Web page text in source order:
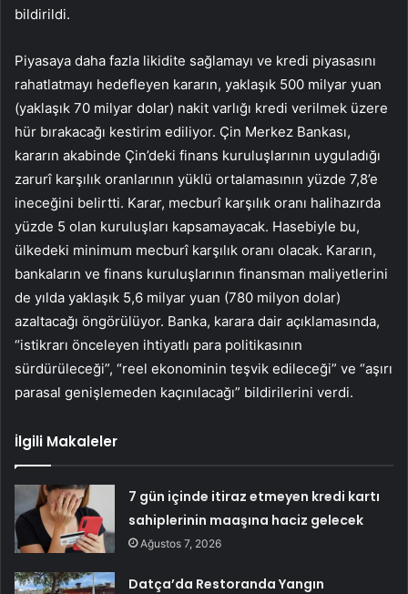
bildirildi.
Piyasaya daha fazla likidite sağlamayı ve kredi piyasasını
rahatlatmayı hedefleyen kararın, yaklaşık 500 milyar yuan
(yaklaşık 70 milyar dolar) nakit varlığı kredi verilmek üzere
hür bırakacağı kestirim ediliyor. Çin Merkez Bankası,
kararın akabinde Çin’deki finans kuruluşlarının uyguladığı
zarurî karşılık oranlarının yüklü ortalamasının yüzde 7,8’e
ineceğini belirtti. Karar, mecburî karşılık oranı halihazırda
yüzde 5 olan kuruluşları kapsamayacak. Hasebiyle bu,
ülkedeki minimum mecburî karşılık oranı olacak. Kararın,
bankaların ve finans kuruluşlarının finansman maliyetlerini
de yılda yaklaşık 5,6 milyar yuan (780 milyon dolar)
azaltacağı öngörülüyor. Banka, karara dair açıklamasında,
“istikrarı önceleyen ihtiyatlı para politikasının
sürdürüleceği”, “reel ekonominin teşvik edileceği” ve “aşırı
parasal genişlemeden kaçınılacağı” bildirilerini verdi.
İlgili Makaleler
7 gün içinde itiraz etmeyen kredi kartı
sahiplerinin maaşına haciz gelecek
Ağustos 7, 2026
Datça’da Restoranda Yangın